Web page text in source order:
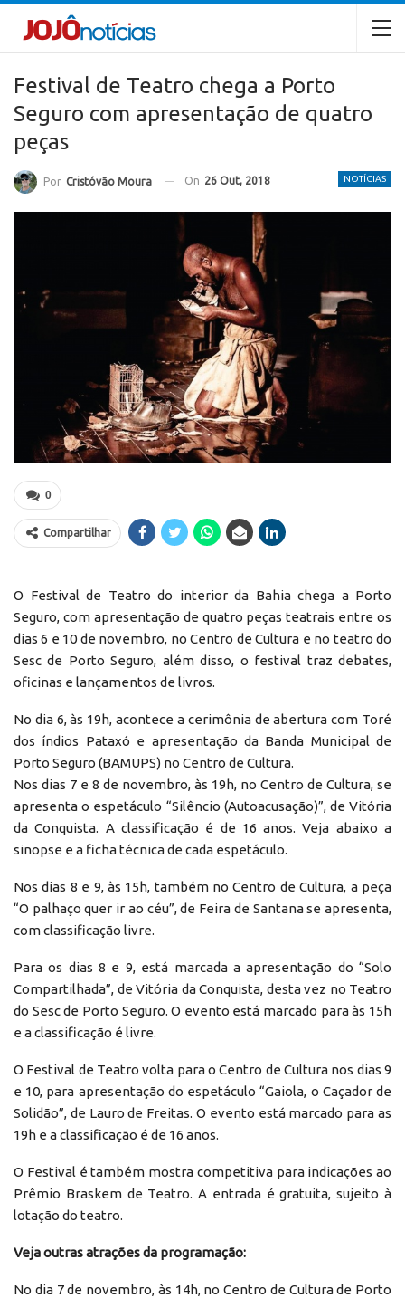
Festival de Teatro chega a Porto
Seguro com apresentação de quatro
peças
NOTÍCIAS
Por Cristóvão Moura On 26 Out, 2018
0
Compartilhar
O Festival de Teatro do interior da Bahia chega a Porto
Seguro, com apresentação de quatro peças teatrais entre os
dias 6 e 10 de novembro, no Centro de Cultura e no teatro do
Sesc de Porto Seguro, além disso, o festival traz debates,
oficinas e lançamentos de livros.
No dia 6, às 19h, acontece a cerimônia de abertura com Toré
dos índios Pataxó e apresentação da Banda Municipal de
Porto Seguro (BAMUPS) no Centro de Cultura.
Nos dias 7 e 8 de novembro, às 19h, no Centro de Cultura, se
apresenta o espetáculo “Silêncio (Autoacusação)”, de Vitória
da Conquista. A classificação é de 16 anos. Veja abaixo a
sinopse e a ficha técnica de cada espetáculo.
Nos dias 8 e 9, às 15h, também no Centro de Cultura, a peça
“O palhaço quer ir ao céu”, de Feira de Santana se apresenta,
com classificação livre.
Para os dias 8 e 9, está marcada a apresentação do “Solo
Compartilhada”, de Vitória da Conquista, desta vez no Teatro
do Sesc de Porto Seguro. O evento está marcado para às 15h
e a classificação é livre.
O Festival de Teatro volta para o Centro de Cultura nos dias 9
e 10, para apresentação do espetáculo “Gaiola, o Caçador de
Solidão”, de Lauro de Freitas. O evento está marcado para as
19h e a classificação é de 16 anos.
O Festival é também mostra competitiva para indicações ao
Prêmio Braskem de Teatro. A entrada é gratuita, sujeito à
lotação do teatro.
Veja outras atrações da programação:
No dia 7 de novembro, às 14h, no Centro de Cultura de Porto